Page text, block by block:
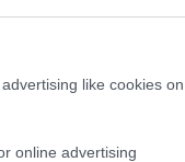
like cookies on
online advertising